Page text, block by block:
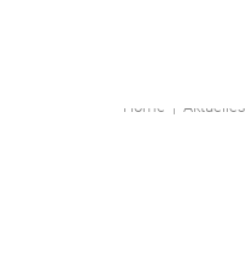
Home | Aktuelles